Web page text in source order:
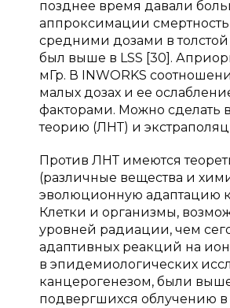
позднее время давали
аппроксимации смертность
средними дозами в толстой
был выше в LSS [30].
мГр. В INWORKS
малых дозах и ее
факторами. Можно сделать
теорию (ЛНТ) и
Против ЛНТ имеются
(различные вещества и
эволюционную адаптацию
Клетки и организмы,
уровней радиации, чем
адаптивных реакций на
в эпидемиологических
канцерогенезом, были
подвергшихся облучению в